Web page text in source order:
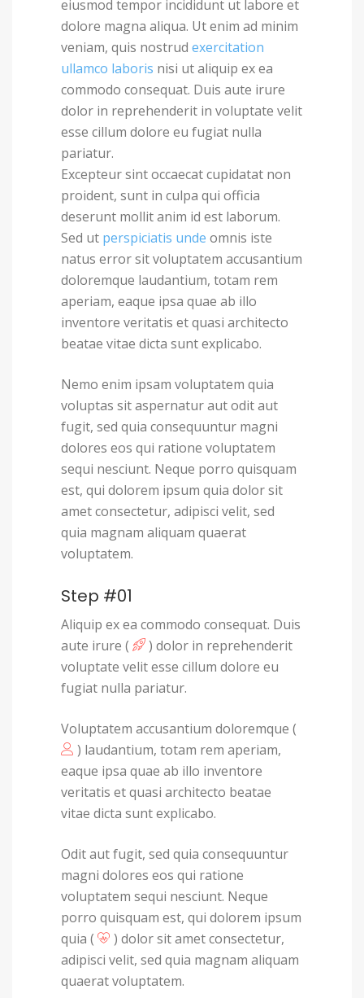
eiusmod tempor incididunt ut labore et
dolore magna aliqua. Ut enim ad minim
veniam, quis nostrud exercitation
ullamco laboris nisi ut aliquip ex ea
commodo consequat. Duis aute irure
dolor in reprehenderit in voluptate velit
esse cillum dolore eu fugiat nulla
pariatur.
Excepteur sint occaecat cupidatat non
proident, sunt in culpa qui officia
deserunt mollit anim id est laborum.
Sed ut perspiciatis unde omnis iste
natus error sit voluptatem accusantium
doloremque laudantium, totam rem
aperiam, eaque ipsa quae ab illo
inventore veritatis et quasi architecto
beatae vitae dicta sunt explicabo.
Nemo enim ipsam voluptatem quia
voluptas sit aspernatur aut odit aut
fugit, sed quia consequuntur magni
dolores eos qui ratione voluptatem
sequi nesciunt. Neque porro quisquam
est, qui dolorem ipsum quia dolor sit
amet consectetur, adipisci velit, sed
quia magnam aliquam quaerat
voluptatem.
Step #01
Aliquip ex ea commodo consequat. Duis
aute irure (
) dolor in reprehenderit
voluptate velit esse cillum dolore eu
fugiat nulla pariatur.
Voluptatem accusantium doloremque (
) laudantium, totam rem aperiam,
eaque ipsa quae ab illo inventore
veritatis et quasi architecto beatae
vitae dicta sunt explicabo.
Odit aut fugit, sed quia consequuntur
magni dolores eos qui ratione
voluptatem sequi nesciunt. Neque
porro quisquam est, qui dolorem ipsum
quia (
) dolor sit amet consectetur,
adipisci velit, sed quia magnam aliquam
quaerat voluptatem.